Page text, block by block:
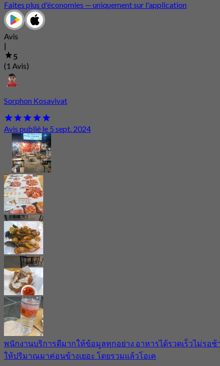
Faites plus d'économies — uniquement sur l'application
Avis
|
5
(1 Avis)
Sorphon Kosavivat
Avis publié le 5 sept. 2024
พนักงานบริการดีมากให้ข้อมูลทุกอย่าง อาหารได้รวดเร็วไม่รอช้
ให้ปริมาณมาค่อนข้างเยอะ โดยรวมแล้วโอเค